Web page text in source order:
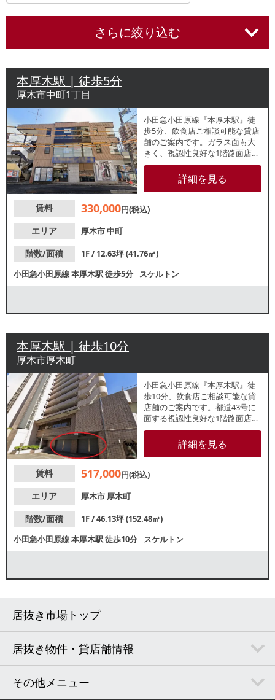
さらに絞り込む
本厚木駅 | 徒歩5分
厚木市中町1丁目
小田急小田原線『本厚木駅』徒
歩5分、飲食店ご相談可能な貸店
舗のご案内です。ガラス面も大
きく、視認性良好な1階路面店。
駅から住宅街までの帰宅動線上
に位置しているため、駅利用者
からの認知が期待できます。諸
ください。
詳細を見る
賃料 330,000円(税込)
エリア
厚木市中町
階数/面積
1F / 12.63坪 (41.76㎡)
小田急小田原線本厚木駅徒歩5分 スケルトン
本厚木駅 | 徒歩10分
厚木市厚木町
小田急小田原線『本厚木駅』徒
歩10分、飲食店ご相談可能な貸
店舗のご案内です。都道43号に
面する視認性良好な1階路面店。
スポーツセンターや郵便局に近
接しているため、周辺住民を中
心とした集客が期待できます。
せください。
詳細を見る
賃料 517,000円(税込)
エリア
厚木市 厚木町
階数/面積
1F / 46.13坪 (152.48㎡)
小田急小田原線本厚木駅徒歩10分 スケルトン
居抜き市場トップ
居抜き物件・貸店舗情報
その他メニュー